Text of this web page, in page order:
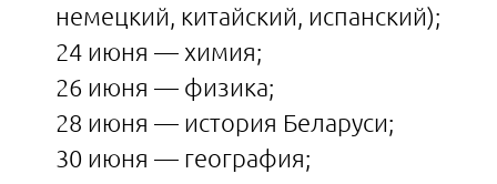
немецкий, китайский, испанский);
24 июня — химия;
26 июня — физика;
28 июня — история Беларуси;
30 июня — география;